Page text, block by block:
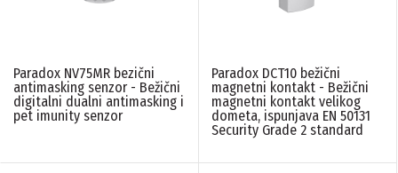
Paradox NV75MR bezični
antimasking senzor - Bežični
digitalni dualni antimasking i
pet imunity senzor
Paradox DCT10 bežični
magnetni kontakt - Bežični
magnetni kontakt velikog
dometa, ispunjava EN 50131
Security Grade 2 standard